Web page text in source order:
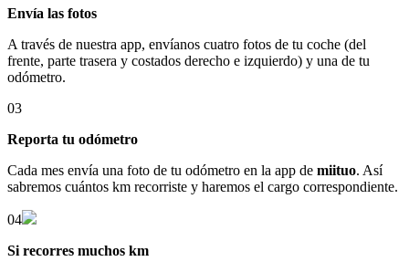
Envía las fotos
A través de nuestra app, envíanos cuatro fotos de tu coche (del
frente, parte trasera y costados derecho e izquierdo) y una de tu
odómetro.
03
Reporta tu odómetro
Cada mes envía una foto de tu odómetro en la app de miituo. Así
sabremos cuántos km recorriste y haremos el cargo correspondiente.
04
Si recorres muchos km